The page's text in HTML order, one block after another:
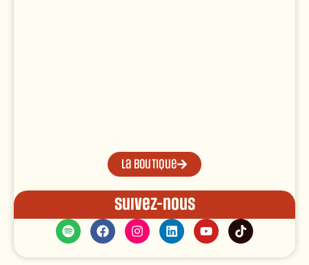
La boutique
Suivez-nous